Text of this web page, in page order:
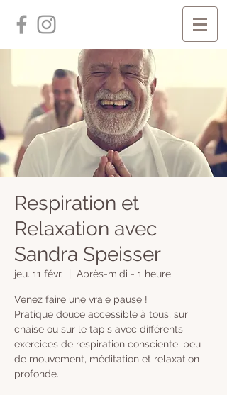
Respiration et
Relaxation avec
Sandra Speisser
jeu. 11 févr. Après-midi - 1 heure
Venez faire une vraie pause !
Pratique douce accessible à tous, sur
chaise ou sur le tapis avec différents
exercices de respiration consciente, peu
de mouvement, méditation et relaxation
profonde.